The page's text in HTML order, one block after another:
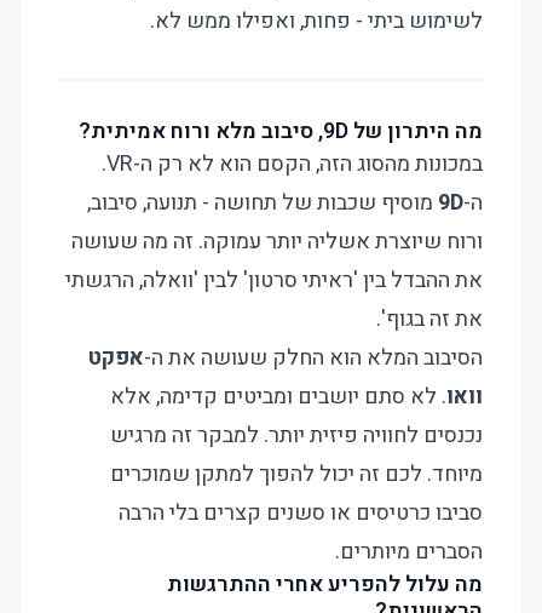
לשימוש ביתי - פחות, ואפילו ממש לא.
מה היתרון של 9D, סיבוב מלא ורוח אמיתית?
במכונות מהסוג הזה, הקסם הוא לא רק ה-VR.
ה-9D מוסיף שכבות של תחושה - תנועה, סיבוב,
ורוח שיוצרת אשליה יותר עמוקה. זה מה שעושה
את ההבדל בין 'ראיתי סרטון' לבין 'וואלה, הרגשתי
את זה בגוף'.
הסיבוב המלא הוא החלק שעושה את ה-אפקט
וואו. לא סתם יושבים ומביטים קדימה, אלא
נכנסים לחוויה פיזית יותר. למבקר זה מרגיש
מיוחד. לכם זה יכול להפוך למתקן שמוכרים
סביבו כרטיסים או סשנים קצרים בלי הרבה
הסברים מיותרים.
מה עלול להפריע אחרי ההתרגשות